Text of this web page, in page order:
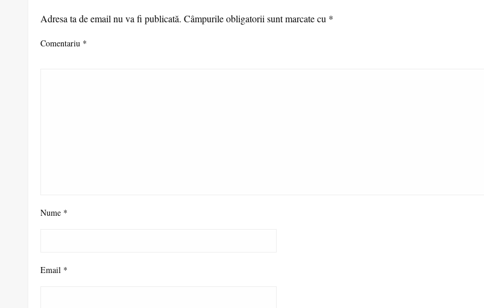
Adresa ta de email nu va fi publicată. Câmpurile obligatorii sunt marcate cu *
Comentariu *
Nume *
Email *